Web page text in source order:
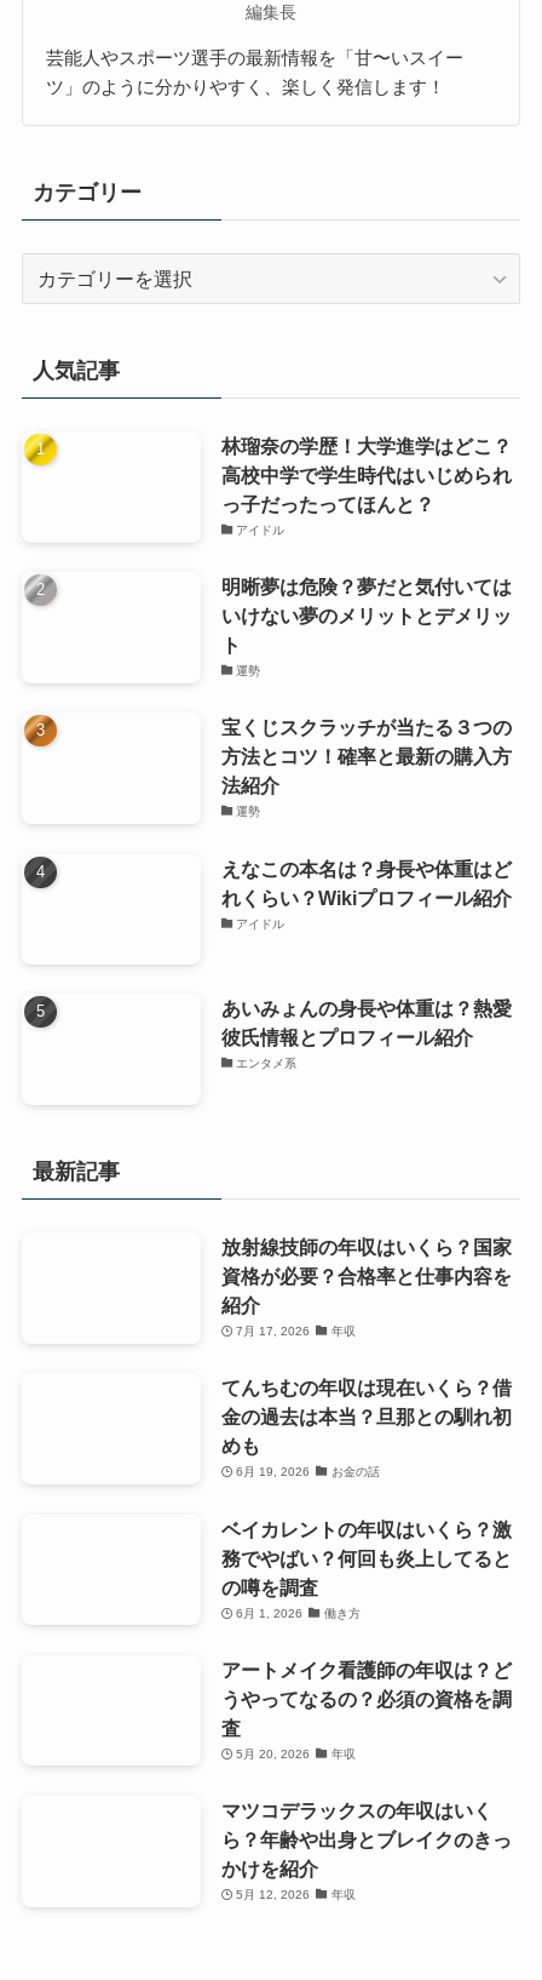
編集長
芸能人やスポーツ選手の最新情報を「甘〜いスイー
ツ」のように分かりやすく、楽しく発信します！
カテゴリー
ー
人気記事
林瑠奈の学歴！大学進学はどこ？
高校中学で学生時代はいじめられ
っ子だったってほんと？
アイドル
明晰夢は危険？夢だと気付いては
いけない夢のメリットとデメリッ
ト
運勢
宝くじスクラッチが当たる３つの
方法とコツ！確率と最新の購入方
法紹介
運勢
えなこの本名は？身長や体重はど
れくらい？Wikiプロフィール紹介
アイドル
あいみょんの身長や体重は？熱愛
彼氏情報とプロフィール紹介
エンタメ系
最新記事
放射線技師の年収はいくら？国家
資格が必要？合格率と仕事内容を
紹介
7月 17, 2026 年収
てんちむの年収は現在いくら？借
金の過去は本当？旦那との馴れ初
めも
6月 19, 2026 お金の話
ベイカレントの年収はいくら？激
務でやばい？何回も炎上してると
の噂を調査
6月 1, 2026 働き方
アートメイク看護師の年収は？ど
うやってなるの？必須の資格を調
査
5月 20, 2026 年収
マツコデラックスの年収はいく
ら？年齢や出身とブレイクのきっ
かけを紹介
5月 12, 2026 年収